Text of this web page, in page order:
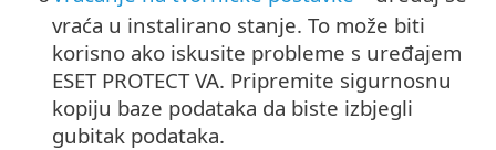
vraća u instalirano stanje. To može biti
korisno ako iskusite probleme s uređajem
ESET PROTECT VA. Pripremite sigurnosnu
kopiju baze podataka da biste izbjegli
gubitak podataka.